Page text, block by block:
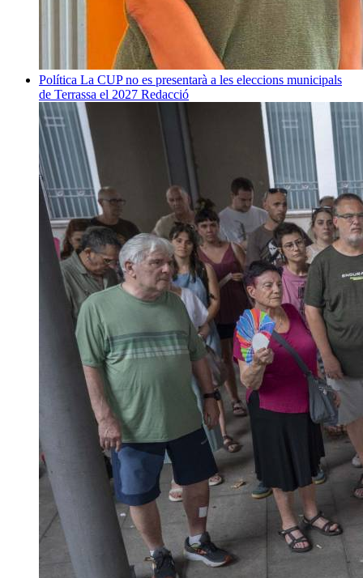
Política La CUP no es presentarà a les eleccions municipals
de Terrassa el 2027 Redacció